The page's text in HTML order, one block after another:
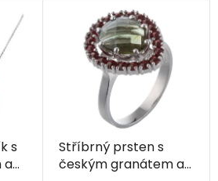
s
a
Stříbrný prsten s
českým granátem a